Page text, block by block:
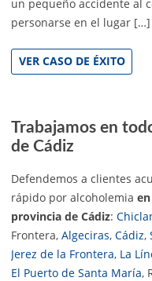
un pequeño accidente al
personarse en el lugar […]
VER CASO DE ÉXITO
Trabajamos en
de Cádiz
Defendemos a clientes
rápido por alcoholemia
provincia de Cádiz:
Frontera, Algeciras, Cádiz,
Jerez de la Frontera, La
El Puerto de Santa María,